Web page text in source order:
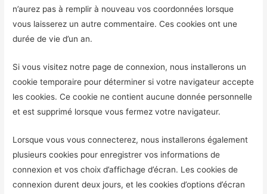
n’aurez pas à remplir à nouveau vos coordonnées lorsque
vous laisserez un autre commentaire. Ces cookies ont une
durée de vie d’un an.
Si vous visitez notre page de connexion, nous installerons un
cookie temporaire pour déterminer si votre navigateur accepte
les cookies. Ce cookie ne contient aucune donnée personnelle
et est supprimé lorsque vous fermez votre navigateur.
Lorsque vous vous connecterez, nous installerons également
plusieurs cookies pour enregistrer vos informations de
connexion et vos choix d’affichage d’écran. Les cookies de
connexion durent deux jours, et les cookies d’options d’écran